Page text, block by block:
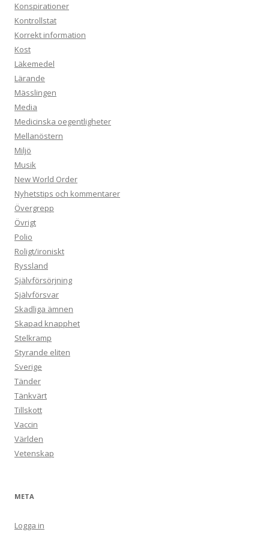
Konspirationer
Kontrollstat
Korrekt information
Kost
Läkemedel
Lärande
Mässlingen
Media
Medicinska oegentligheter
Mellanöstern
Miljö
Musik
New World Order
Nyhetstips och kommentarer
Övergrepp
Övrigt
Polio
Roligt/ironiskt
Ryssland
Självförsörjning
Självförsvar
Skadliga ämnen
Skapad knapphet
Stelkramp
Styrande eliten
Sverige
Tänder
Tänkvärt
Tillskott
Vaccin
Världen
Vetenskap
META
Logga in